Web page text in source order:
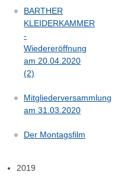
BARTHER
KLEIDERKAMMER
-
Wiedereröffnung
am 20.04.2020
(2)
Mitgliederversammlung
am 31.03.2020
Der Montagsfilm
2019